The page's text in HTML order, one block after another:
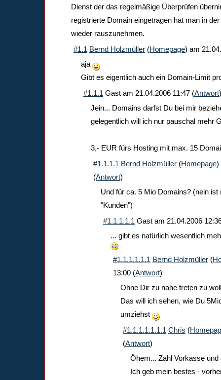
Dienst der das regelmäßige Überprüfen
registrierte Domain eingetragen hat man in
wieder rauszunehmen.
#1.1 Bernd Holzmüller (Homepage) am
aja
Gibt es eigentlich auch ein Domain-Limit
#1.1.1 Gast am 21.04.2006 11:47 (Antwort)
Jein... Domains darfst Du bei mir
gelegentlich will ich nur pauschal mehr
3,- EUR fürs Hosting mit max. 15
#1.1.1.1 Bernd Holzmüller (Homepage)
(Antwort)
Und für ca. 5 Mio Domains? (nein
"Kunden")
#1.1.1.1.1 Gast am 21.04.2006
... gibt es natürlich wesentlich
#1.1.1.1.1.1 Bernd Holzmüller (
13:00 (Antwort)
Ohne Dir zu nahe treten zu
Das will ich sehen, wie Du
umziehst
#1.1.1.1.1.1.1 Chris (
(Antwort)
Öhem... Zahl Vorkasse und
Ich geb mein bestes -